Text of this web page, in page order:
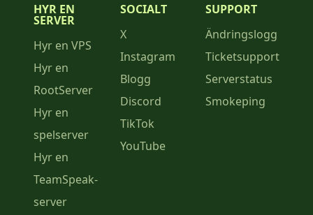
HYR EN
SERVER
Hyr en VPS
Hyr en
RootServer
Hyr en
spelserver
Hyr en
TeamSpeak-
server
SOCIALT
X
Instagram
Blogg
Discord
TikTok
YouTube
SUPPORT
Ändringslogg
Ticketsupport
Serverstatus
Smokeping